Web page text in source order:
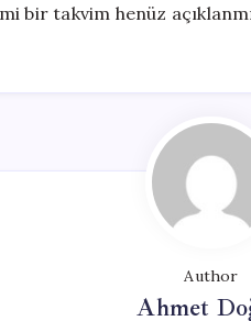
bir takvim henüz
Author
Ahmet